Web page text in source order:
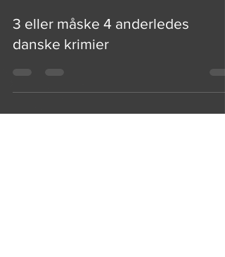
11. jan. 2018 3 min læsning
3 eller måske 4 anderledes